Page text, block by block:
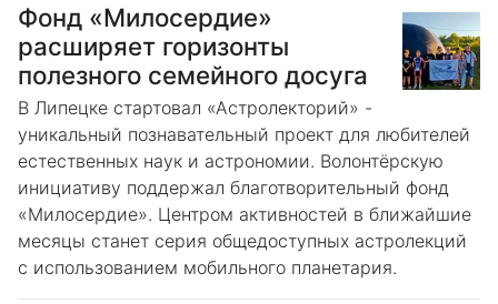
Фонд «Милосердие»
расширяет горизонты
полезного семейного досуга
В Липецке стартовал «Астролекторий» -
уникальный познавательный проект для любителей
естественных наук и астрономии. Волонтёрскую
инициативу поддержал благотворительный фонд
«Милосердие». Центром активностей в ближайшие
месяцы станет серия общедоступных астролекций
с использованием мобильного планетария.